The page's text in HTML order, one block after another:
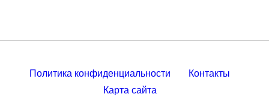
Политика конфиденциальности
Контакты
Карта сайта